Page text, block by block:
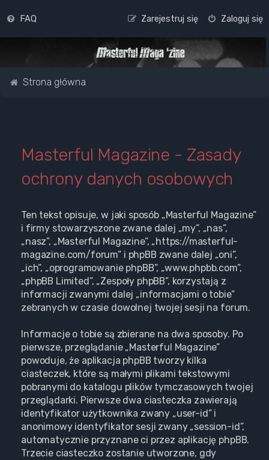
FAQ Zaloguj się
Zarejestruj się
Strona główna
Masterful Magazine - Zasady
ochrony danych osobowych
Ten tekst opisuje, w jaki sposób „Masterful Magazine”
i firmy stowarzyszone zwane dalej „my”, „nas”,
„nasz”, „Masterful Magazine”, „https://masterful-
magazine.com/forum” i phpBB zwane dalej „oni”,
„ich”, „oprogramowanie phpBB”, „www.phpbb.com”,
„phpBB Limited”, „Zespoły phpBB”, korzystają z
informacji zwanymi dalej „informacjami o tobie”
zebranych w czasie dowolnej twojej sesji na forum.
Informacje o tobie są zbierane na dwa sposoby. Po
pierwsze, przeglądanie „Masterful Magazine”
powoduje, że aplikacja phpBB tworzy kilka
ciasteczek, które są małymi plikami tekstowymi
pobranymi do katalogu plików tymczasowych twojej
przeglądarki. Pierwsze dwa ciasteczka zawierają
identyfikator użytkownika zwany „user-id” i
anonimowy identyfikator sesji zwany „session-id”,
automatycznie przyznane ci przez aplikację phpBB.
Trzecie ciasteczko zostanie utworzone, gdy